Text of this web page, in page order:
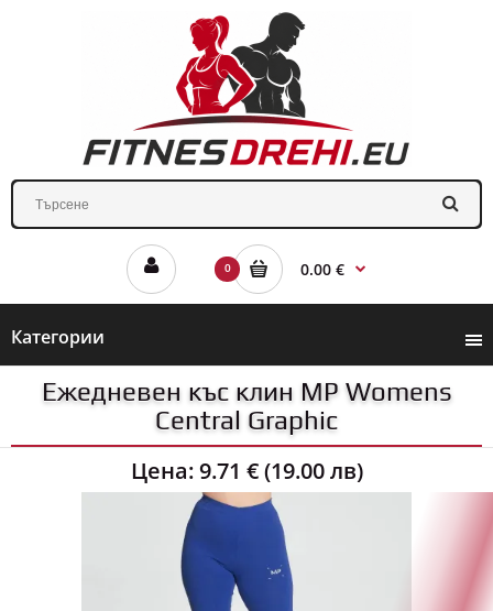
0 0.00 €
Категории
Ежедневен къс клин MP Womens
Central Graphic
Цена:9.71 € (19.00 лв)